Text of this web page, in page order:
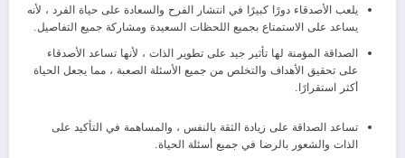
يلعب الأصدقاء دورًا كبيرًا في انتشار الفرح والسعادة على حياة الفرد ، لأنه
يساعد على الاستمتاع بجميع اللحظات السعيدة ومشاركة جميع التفاصيل.
الصداقة المؤمنة لها تأثير جيد على تطوير الذات ، لأنها تساعد الأصدقاء
على تحقيق الأهداف والتخلص من جميع الأسئلة الصعبة ، مما يجعل الحياة
أكثر استقرارًا.
تساعد الصداقة على زيادة الثقة بالنفس ، والمساهمة في التأكيد على
الذات والشعور بالرضا في جميع أسئلة الحياة.